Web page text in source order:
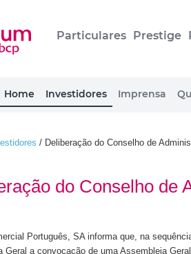
Particulares Prestige
Home Investidores Imprensa
/ Deliberação do Conselho de
do Conselho de
Português, SA informa que, na
Geral a convocação de uma Assembleia